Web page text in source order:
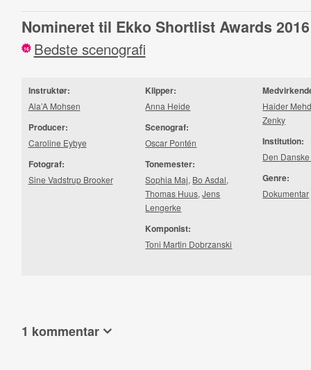
Nomineret til Ekko Shortlist Awards 2016
16 Bedste scenografi
Instruktør:
Ala’A Mohsen
Producer:
Caroline Eybye
Fotograf:
Sine Vadstrup Brooker
Klipper:
Anna Heide
Scenograf:
Oscar Pontén
Tonemester:
Sophia Maj, Bo Asdal,
Thomas Huus,Jens
Lengerke
Komponist:
Toni Martin Dobrzanski
Haider
Zenky
Institution:
Den
Genre:
Dokumentar
1 kommentar